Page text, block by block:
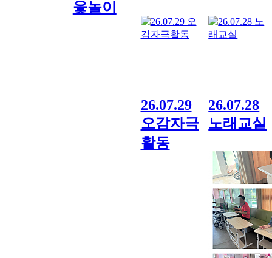
윷놀이
26.07.29
오감자극
활동
26.07.28
노래교실